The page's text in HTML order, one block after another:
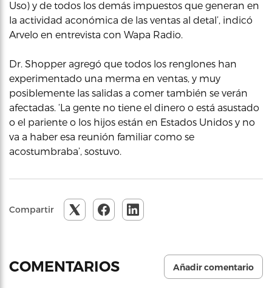
Uso) y de todos los demás impuestos que generan en
la actividad aconómica de las ventas al detal’, indicó
Arvelo en entrevista con Wapa Radio.
Dr. Shopper agregó que todos los renglones han
experimentado una merma en ventas, y muy
posiblemente las salidas a comer también se verán
afectadas. ‘La gente no tiene el dinero o está asustado
o el pariente o los hijos están en Estados Unidos y no
va a haber esa reunión familiar como se
acostumbraba’, sostuvo.
Compartir
COMENTARIOS Añadir comentario